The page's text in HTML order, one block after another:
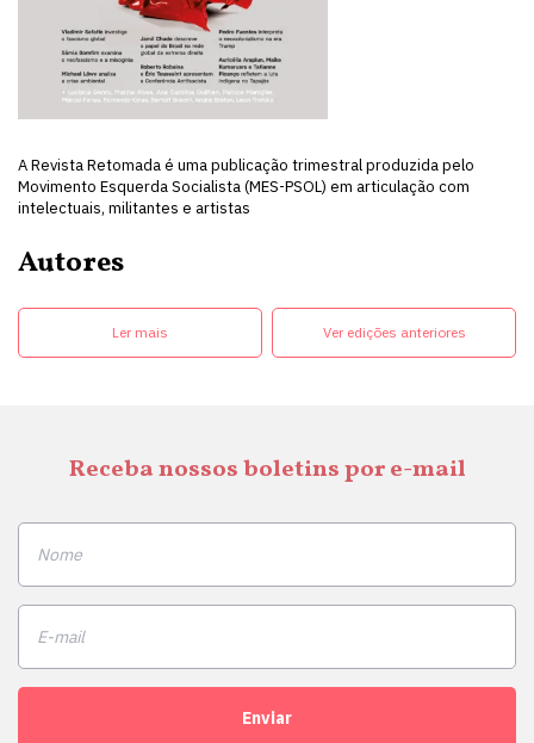
A Revista Retomada é uma publicação trimestral produzida pelo
Movimento Esquerda Socialista (MES-PSOL) em articulação com
intelectuais, militantes e artistas
Autores
Ler mais Ver edições anteriores
Receba nossos boletins por e-mail
Enviar